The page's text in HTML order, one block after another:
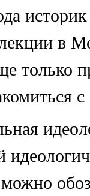
в
только
с